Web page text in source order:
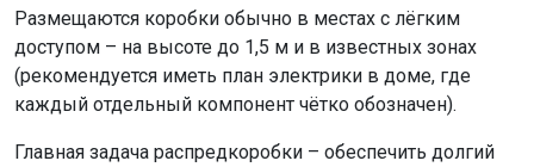
Размещаются коробки обычно в местах с лёгким
доступом – на высоте до 1,5 м и в известных зонах
(рекомендуется иметь план электрики в доме, где
каждый отдельный компонент чётко обозначен).
Главная задача распредкоробки – обеспечить долгий